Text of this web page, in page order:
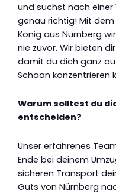
und suchst nach einer
genau richtig! Mit
König aus Nürnberg
nie zuvor. Wir bieten
damit du dich ganz
Schaan konzentrieren
Warum solltest du
entscheiden?
Unser erfahrenes
Ende bei deinem
sicheren Transport
Guts von Nürnberg